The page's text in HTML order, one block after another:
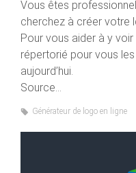
Vous êtes
cherchez à créer votre
Pour vous aider à y
répertorié pour vous
aujourd’hui.
Source...
Générateur de logo en ligne